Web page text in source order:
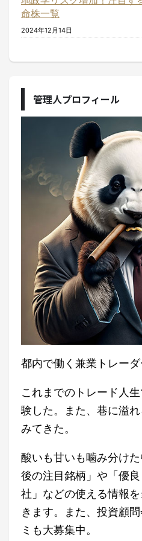
命株一覧
2024年12月14日
管理人プロフィール
都内で働く兼業トレーダ
これまでのトレード人
験した。また、巷に溢
みてきた。
酸いも甘いも噛み分け
後の注目銘柄」や「優
社」などの使える情報
きます。また、投資顧
ミも大募集中。